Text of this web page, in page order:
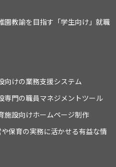
園教諭を目指す「学生向け」就職
向けの業務支援システム
専門の職員マネジメントツール
施設向けホームページ制作
保育の実務に活かせる有益な情